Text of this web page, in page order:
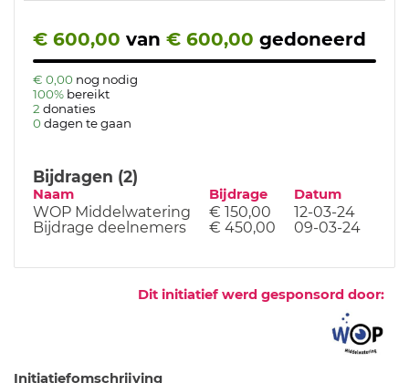
€ 600,00 van € 600,00 gedoneerd
€ 0,00 nog nodig
100% bereikt
2 donaties
0 dagen te gaan
Bijdragen (2)
Naam Bijdrage Datum
WOP Middelwatering € 150,00
12-03-24
Bijdrage deelnemers
€ 450,00 09-03-24
Dit initiatief werd gesponsord door:
Initiatiefomschrijving